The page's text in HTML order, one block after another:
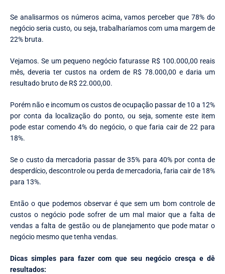
Se analisarmos os números acima, vamos perceber que 78% do
negócio seria custo, ou seja, trabalharíamos com uma margem de
22% bruta.
Vejamos. Se um pequeno negócio faturasse R$ 100.000,00 reais
mês, deveria ter custos na ordem de R$ 78.000,00 e daria um
resultado bruto de R$ 22.000,00.
Porém não e incomum os custos de ocupação passar de 10 a 12%
por conta da localização do ponto, ou seja, somente este item
pode estar comendo 4% do negócio, o que faria cair de 22 para
18%.
Se o custo da mercadoria passar de 35% para 40% por conta de
desperdício, descontrole ou perda de mercadoria, faria cair de 18%
para 13%.
Então o que podemos observar é que sem um bom controle de
custos o negócio pode sofrer de um mal maior que a falta de
vendas a falta de gestão ou de planejamento que pode matar o
negócio mesmo que tenha vendas.
Dicas simples para fazer com que seu negócio cresça e dê
resultados: